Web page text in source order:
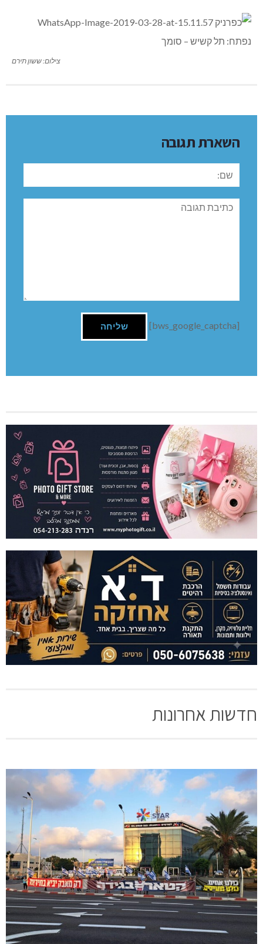
צילום: ששון תירם
השארת תגובה
שם:
תגובה
[bws_google_captcha]
חדשות אחרונות